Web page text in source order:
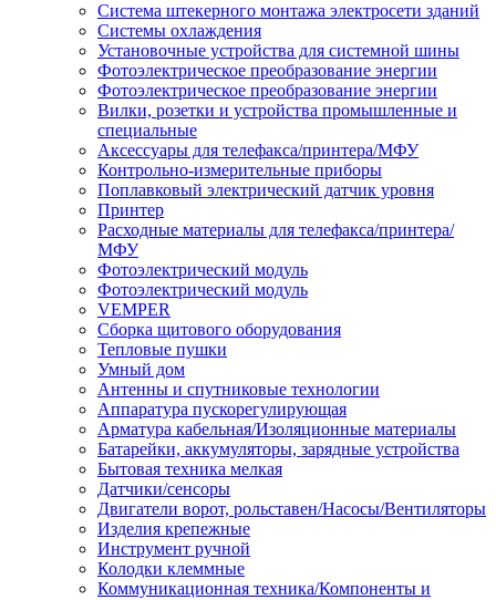
Система штекерного монтажа электросети зданий
Системы охлаждения
Установочные устройства для системной шины
Фотоэлектрическое преобразование энергии
Фотоэлектрическое преобразование энергии
Вилки, розетки и устройства промышленные и
специальные
Аксессуары для телефакса/принтера/МФУ
Контрольно-измерительные приборы
Поплавковый электрический датчик уровня
Принтер
Расходные материалы для телефакса/принтера/
МФУ
Фотоэлектрический модуль
Фотоэлектрический модуль
VEMPER
Сборка щитового оборудования
Тепловые пушки
Умный дом
Антенны и спутниковые технологии
Аппаратура пускорегулирующая
Арматура кабельная/Изоляционные материалы
Батарейки, аккумуляторы, зарядные устройства
Бытовая техника мелкая
Датчики/сенсоры
Двигатели ворот, рольставен/Насосы/Вентиляторы
Изделия крепежные
Инструмент ручной
Колодки клеммные
Коммуникационная техника/Компоненты и